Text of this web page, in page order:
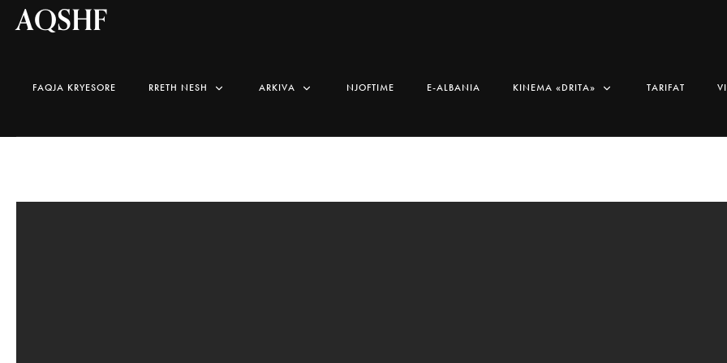
AQSHF
FAQJA KRYESORE RRETH NESH ARKIVA NJOFTIME E-ALBANIA KINEMA «DRITA» TARIFAT